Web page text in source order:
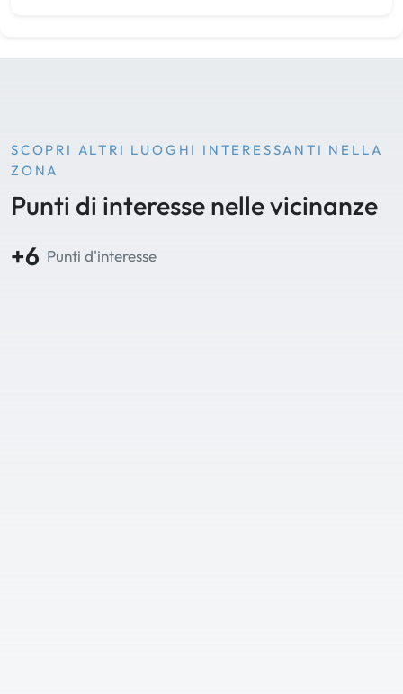
SCOPRI ALTRI LUOGHI INTERESSANTI NELLA
ZONA
Punti di interesse nelle vicinanze
+6 Punti d'interesse